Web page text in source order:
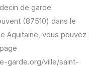
de garde
(87510) dans le
Aquitaine, vous pouvez
garde.org/ville/saint-